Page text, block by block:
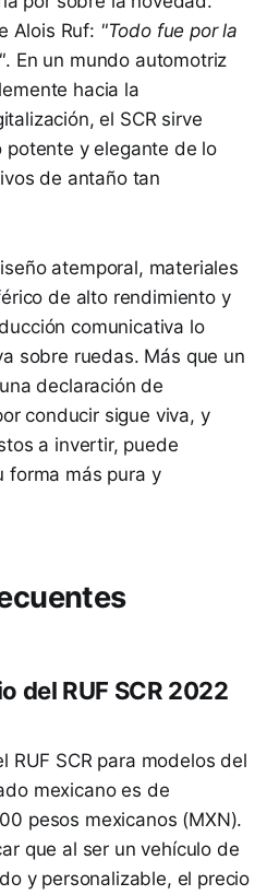
Alois Ruf: "Todo fue por la
. En un mundo automotriz
hacia la
el SCR sirve
potente y elegante de lo
de antaño tan
atemporal, materiales
de alto rendimiento y
comunicativa lo
sobre ruedas. Más que un
declaración de
conducir sigue viva, y
a invertir, puede
forma más pura y
del RUF SCR 2022
RUF SCR para modelos del
mexicano es de
pesos mexicanos (MXN).
que al ser un vehículo de
y personalizable, el precio